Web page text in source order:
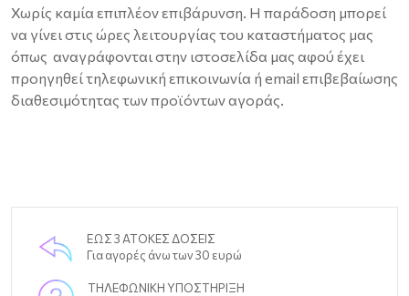
Χωρίς καμία επιπλέον επιβάρυνση. Η παράδοση μπορεί
να γίνει στις ώρες λειτουργίας του καταστήματος μας
όπως αναγράφονται στην ιστοσελίδα μας αφού έχει
προηγηθεί τηλεφωνική επικοινωνία ή email επιβεβαίωσης
διαθεσιμότητας των προϊόντων αγοράς.
ΕΩΣ 3 ΑΤΟΚΕΣ ΔΟΣΕΙΣ
Για αγορές άνω των 30 ευρώ
ΤΗΛΕΦΩΝΙΚΗ ΥΠΟΣΤΗΡΙΞΗ